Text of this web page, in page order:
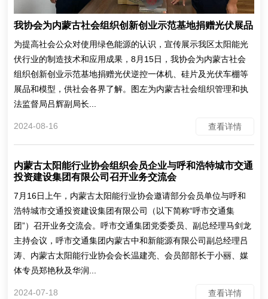
我协会为内蒙古社会组织创新创业示范基地捐赠光伏展品
为提高社会公众对使用绿色能源的认识，宣传展示我区太阳能光
伏行业的制造技术和应用成果，8月15日，我协会为内蒙古社会
组织创新创业示范基地捐赠光伏逆控一体机、硅片及光伏车棚等
展品和模型，供社会各界了解。图左为内蒙古社会组织管理和执
法监督局吕辉副局长...
2024-08-16 查看详情
内蒙古太阳能行业协会组织会员企业与呼和浩特城市交通
投资建设集团有限公司召开业务交流会
7月16日上午，内蒙古太阳能行业协会邀请部分会员单位与呼和
浩特城市交通投资建设集团有限公司（以下简称“呼市交通集
团”）召开业务交流会。呼市交通集团党委委员、副总经理马剑龙
主持会议，呼市交通集团内蒙古中和新能源有限公司副总经理吕
涛、内蒙古太阳能行业协会会长温建亮、会员部部长于小丽、媒
体专员郑艳秋及华润...
2024-07-18 查看详情